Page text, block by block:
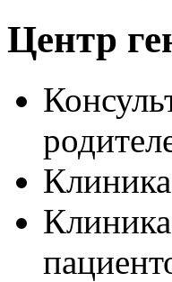
Центр